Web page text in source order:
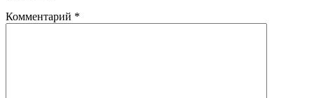
Комментарий *